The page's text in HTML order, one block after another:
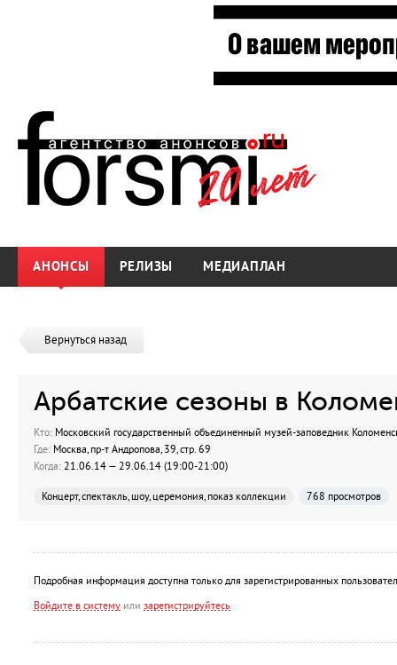
АНОНСЫ РЕЛИЗЫ МЕДИАПЛАН
Вернуться назад
Арбатские сезоны в
Кто: Московский государственный объединенный музей-заповедник
Где: Москва, пр-т Андропова, 39, стр. 69
Когда: 21.06.14 — 29.06.14 (19:00-21:00)
Концерт, спектакль, шоу, церемония, показ коллекции 768 просмотров
Подробная информация доступна только для зарегистрированных
Войдите в систему или зарегистрируйтесь